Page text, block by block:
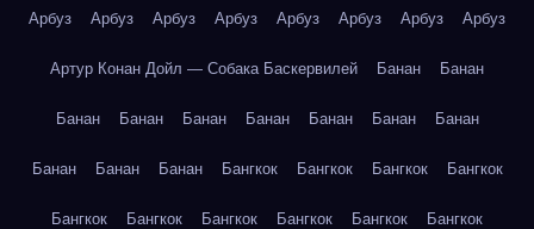
Арбуз Арбуз Арбуз Арбуз Арбуз Арбуз Арбуз Арбуз
Артур Конан Дойл — Собака Баскервилей Банан Банан
Банан Банан Банан Банан Банан Банан Банан
Банан Банан Банан Бангкок Бангкок Бангкок Бангкок
Бангкок Бангкок Бангкок Бангкок Бангкок Бангкок